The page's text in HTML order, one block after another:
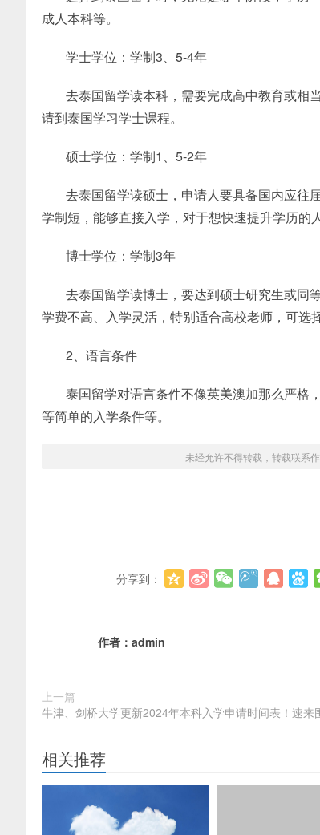
成人本科等。
学士学位：学制3、5-4年
去泰国留学读本科，需要完成高中教育或相
请到泰国学习学士课程。
硕士学位：学制1、5-2年
去泰国留学读硕士，申请人要具备国内应往
学制短，能够直接入学，对于想快速提升学历的
博士学位：学制3年
去泰国留学读博士，要达到硕士研究生或同
学费不高、入学灵活，特别适合高校老师，可选
2、语言条件
泰国留学对语言条件不像英美澳加那么严格
等简单的入学条件等。
未经允许不得转载，转载联系
分享到：
作者： admin
上一篇
牛津、剑桥大学更新2024年本科入学申请时间表！速来
相关推荐